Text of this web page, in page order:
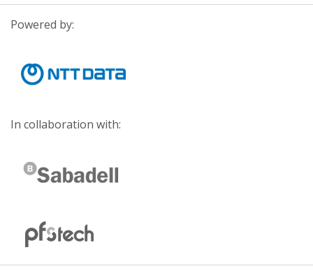
Powered by:
In collaboration with: